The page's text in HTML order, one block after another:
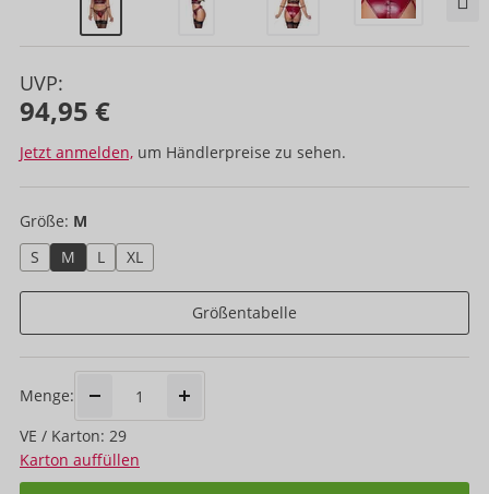
UVP:
94,95 €
Jetzt anmelden, um Händlerpreise zu sehen.
Größe: M
S
M L XL
Größentabelle
Menge:
VE / Karton: 29
Karton auffüllen